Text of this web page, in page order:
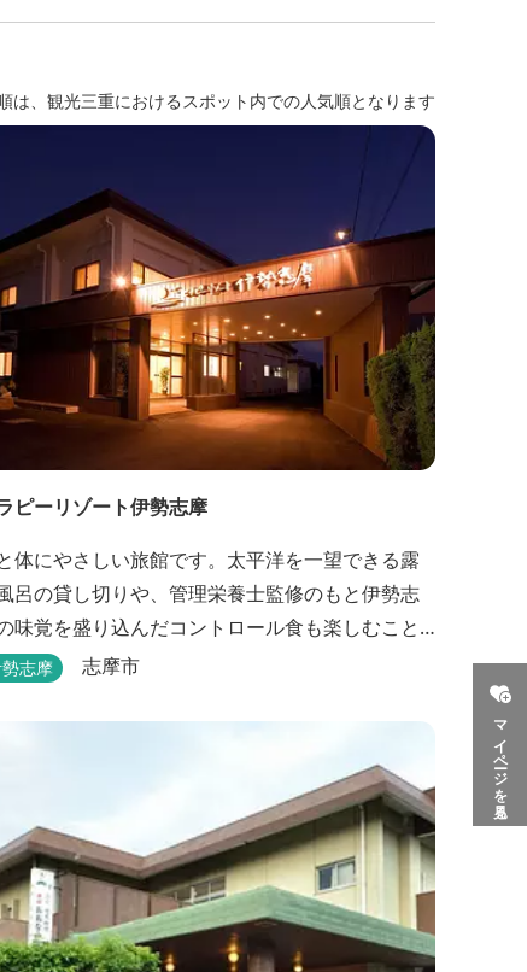
マイページを見る
は、観光三重におけるスポット内での人気順となります
ピーリゾート伊勢志摩
体にやさしい旅館です。太平洋を一望できる露
呂の貸し切りや、管理栄養士監修のもと伊勢志
味覚を盛り込んだコントロール食も楽しむこと
きます。
志摩 志摩市